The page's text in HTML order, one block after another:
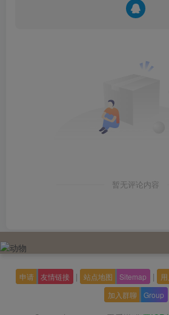
暂无评论内容
申请 友情链接 | 站点地图 Sitemap |
加入群聊 Group